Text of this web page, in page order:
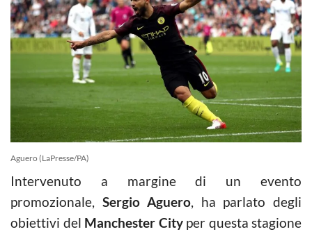
Aguero (LaPresse/PA)
Intervenuto a margine di un evento
promozionale, Sergio Aguero, ha parlato degli
obiettivi del Manchester Cityper questa stagione